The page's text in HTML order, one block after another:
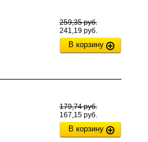
259,35 руб.
241,19 руб.
В корзину
179,74 руб.
167,15 руб.
В корзину